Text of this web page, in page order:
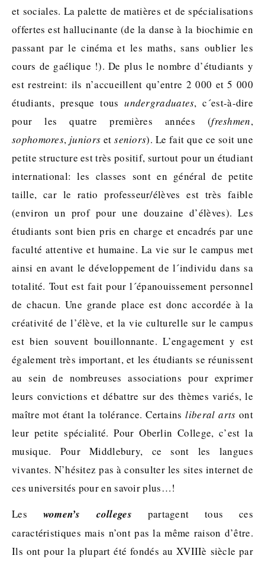
et sociales. La palette de matières et de spécialisations
offertes est hallucinante (de la danse à la biochimie en
passant par le cinéma et les maths, sans oublier les
cours de gaélique !). De plus le nombre d’étudiants y
est restreint: ils n’accueillent qu’entre 2 000 et 5 000
étudiants, presque tousundergraduates, c´est-à-dire
pour les quatre premières années (freshmen,
sophomores, juniors etseniors). Le fait que ce soit une
petite structure est très positif, surtout pour un étudiant
international: les classes sont en général de petite
taille, car le ratio professeur/élèves est très faible
(environ un prof pour une douzaine d’élèves). Les
étudiants sont bien pris en charge et encadrés par une
faculté attentive et humaine. La vie sur le campus met
ainsi en avant le développement de l´individu dans sa
totalité. Tout est fait pour l´épanouissement personnel
de chacun. Une grande place est donc accordée à la
créativité de l’élève, et la vie culturelle sur le campus
est bien souvent bouillonnante. L’engagement y est
également très important, et les étudiants se réunissent
au sein de nombreuses associations pour exprimer
leurs convictions et débattre sur des thèmes variés, le
maître mot étant la tolérance. Certains liberal arts ont
leur petite spécialité. Pour Oberlin College, c’est la
musique. Pour Middlebury, ce sont les langues
vivantes. N’hésitez pas à consulter les sites internet de
ces universités pour en savoir plus…!
Les women’s colleges partagent tous ces
caractéristiques mais n’ont pas la même raison d’être.
Ils ont pour la plupart été fondés au XVIIIè siècle par